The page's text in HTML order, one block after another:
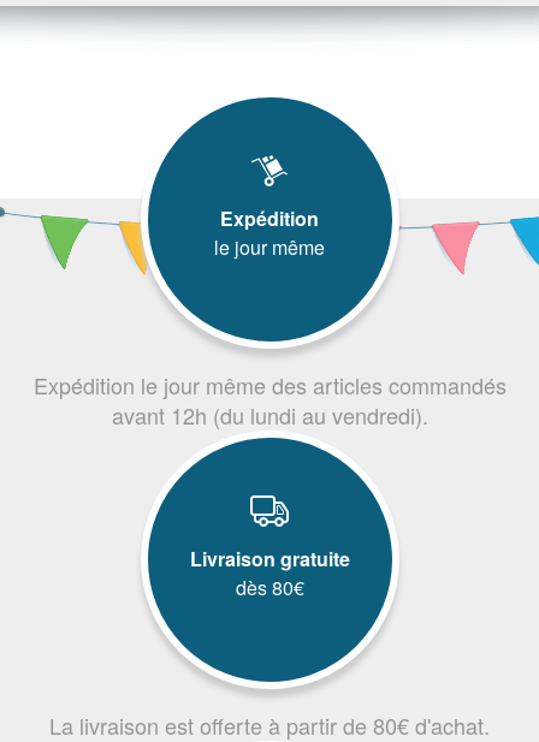
Expédition
le jour même
Expédition le jour même des articles commandés
avant 12h (du lundi au vendredi).
Livraison gratuite
dès 80€
La livraison est offerte à partir de 80€ d'achat.